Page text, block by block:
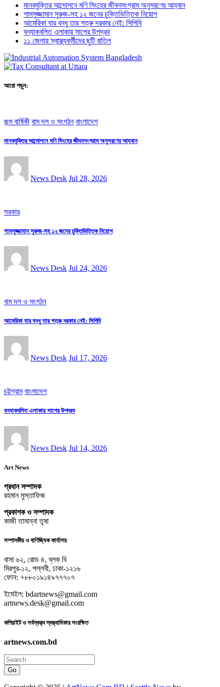
মানবমুক্তির আন্দোলনে মণি সিংহের জীবনসংগ্রাম অনুসরণের আহ্বান
শামসুজ্জামান সুরুজ-সহ ১২ জনের চুক্তিভিত্তিক নিয়োগ
আমেরিকা যার বন্ধু তার শত্রু দরকার নেই: সিপিবি
বন্যাকবলিত এলাকায় সাপের উপদ্রব
১১ জেলায় স্বাস্থ্যকর্মীদের ছুটি বাতিল
আরো পড়ুন:
জন্ম বার্ষিকী বাম দল ও সংগঠন বাংলাদেশ
মানবমুক্তির আন্দোলনে মণি সিংহের জীবনসংগ্রাম অনুসরণের আহ্বান
News Desk Jul 28, 2026
সরকার
শামসুজ্জামান সুরুজ-সহ ১২ জনের চুক্তিভিত্তিক নিয়োগ
News Desk Jul 24, 2026
বাম দল ও সংগঠন
আমেরিকা যার বন্ধু তার শত্রু দরকার নেই: সিপিবি
News Desk Jul 17, 2026
চট্টগ্রাম বাংলাদেশ
বন্যাকবলিত এলাকায় সাপের উপদ্রব
News Desk Jul 14, 2026
Art News
প্রধান সম্পাদক
রহমান মুস্তাফিজ
প্রকাশক ও সম্পাদক
কাজী তামান্না তৃষা
সম্পাদকীয় ও বাণিজ্যিক কার্যালয়
বাসা ৬২, রোড ৪, ব্লক বি
মিরপুর-১২, পল্লবী, ঢাকা-১২১৬
ফোন: +৮৮০১৯১৪৯৭৭৭০৭
ইমেইল: bdartnews@gmail.com
artnews.desk@gmail.com
কপিরাইট ও সর্বস্বত্ত্ব স্বত্ত্বাধিকার সংরক্ষিত
artnews.com.bd
Go